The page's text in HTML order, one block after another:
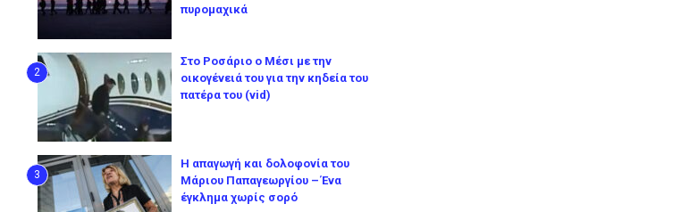
πυρομαχικά
2
Στο Ροσάριο ο Μέσι με την
οικογένειά του για την κηδεία του
πατέρα του (vid)
3
Η απαγωγή και δολοφονία του
Μάριου Παπαγεωργίου – Ένα
έγκλημα χωρίς σορό